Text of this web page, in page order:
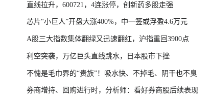
直线拉升，600721，4连涨停，创新药多股走强
芯片“小巨人”开盘大涨400%，中一签或浮盈4.6万元
A股三大指数集体翻绿又迅速翻红，沪指重回3900点
利空突袭，万亿巨头直线跳水，日本股市下挫
不愧是毛巾界的“贵族”！吸水快、不掉毛、阴干也不臭
券商增持、回购进行时，分析师：看好券商股后续表现